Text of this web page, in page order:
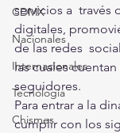
CDMX
Nacionales
Internacionales
Tecnología
Chismes
servicios a  través
digitales,
de las redes
las cuales
seguidores.
Para entrar a la
cumplir con los